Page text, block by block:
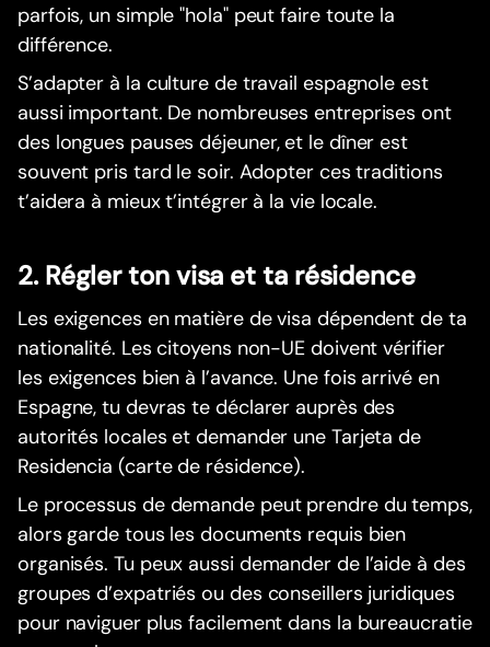
parfois, un simple "hola" peut faire toute la
différence.
S’adapter à la culture de travail espagnole est
aussi important. De nombreuses entreprises ont
des longues pauses déjeuner, et le dîner est
souvent pris tard le soir. Adopter ces traditions
t’aidera à mieux t’intégrer à la vie locale.
2. Régler ton visa et ta résidence
Les exigences en matière de visa dépendent de ta
nationalité. Les citoyens non-UE doivent vérifier
les exigences bien à l’avance. Une fois arrivé en
Espagne, tu devras te déclarer auprès des
autorités locales et demander une Tarjeta de
Residencia (carte de résidence).
Le processus de demande peut prendre du temps,
alors garde tous les documents requis bien
organisés. Tu peux aussi demander de l’aide à des
groupes d’expatriés ou des conseillers juridiques
pour naviguer plus facilement dans la bureaucratie